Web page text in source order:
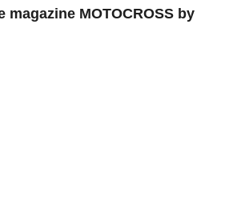
magazine MOTOCROSS by